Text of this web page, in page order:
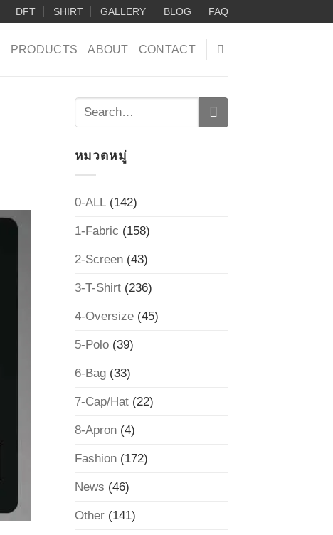
DFT SHIRT GALLERY BLOG FAQ
PRODUCTS ABOUT CONTACT
หมวดหมู่
0-ALL(142)
1-Fabric (158)
2-Screen(43)
3-T-Shirt(236)
4-Oversize(45)
5-Polo(39)
6-Bag(33)
7-Cap/Hat(22)
8-Apron(4)
Fashion(172)
News (46)
Other(141)